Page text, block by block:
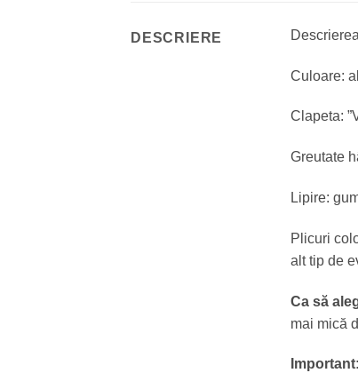
DESCRIERE
Culoare:
Clapeta:
Greutate
Lipire:
Plicuri
alt tip de
Ca să
mai mică
Important: